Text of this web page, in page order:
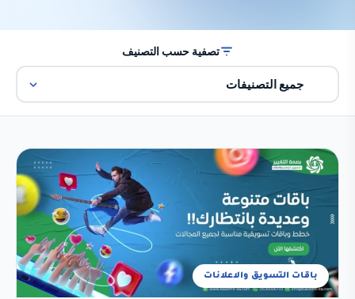
تصفية حسب التصنيف
باقات التسويق والاعلانات